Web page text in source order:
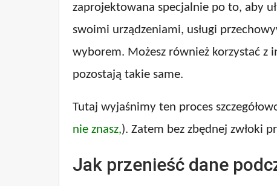
zaprojektowana specjalnie po to, aby
swoimi urządzeniami, usługi
wyborem. Możesz również korzystać z
pozostają takie same.
Tutaj wyjaśnimy ten proces
nie znasz,). Zatem bez zbędnej zwłoki
Jak przenieść dane